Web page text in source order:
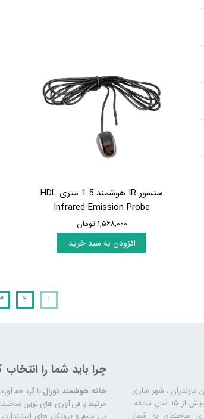
سنسور IR هوشمند 1.5 متری HDL
Infrared Emission Probe
۱,۵۶۸,۰۰۰ تومان
افزودن به سبد خرید
۱ ۲
در استان مازندران ، شهر ساری
فعالیت خود را آغاز کرده است و امروز، با بیش از ۱۵ سال سابقه،
ساختمان به شمار
چرا باید شما را انتخاب
خانه هوشمند نورالبا گرد هم
مرتبط با فن آوری های نوین
بی سیم و پروتکل های